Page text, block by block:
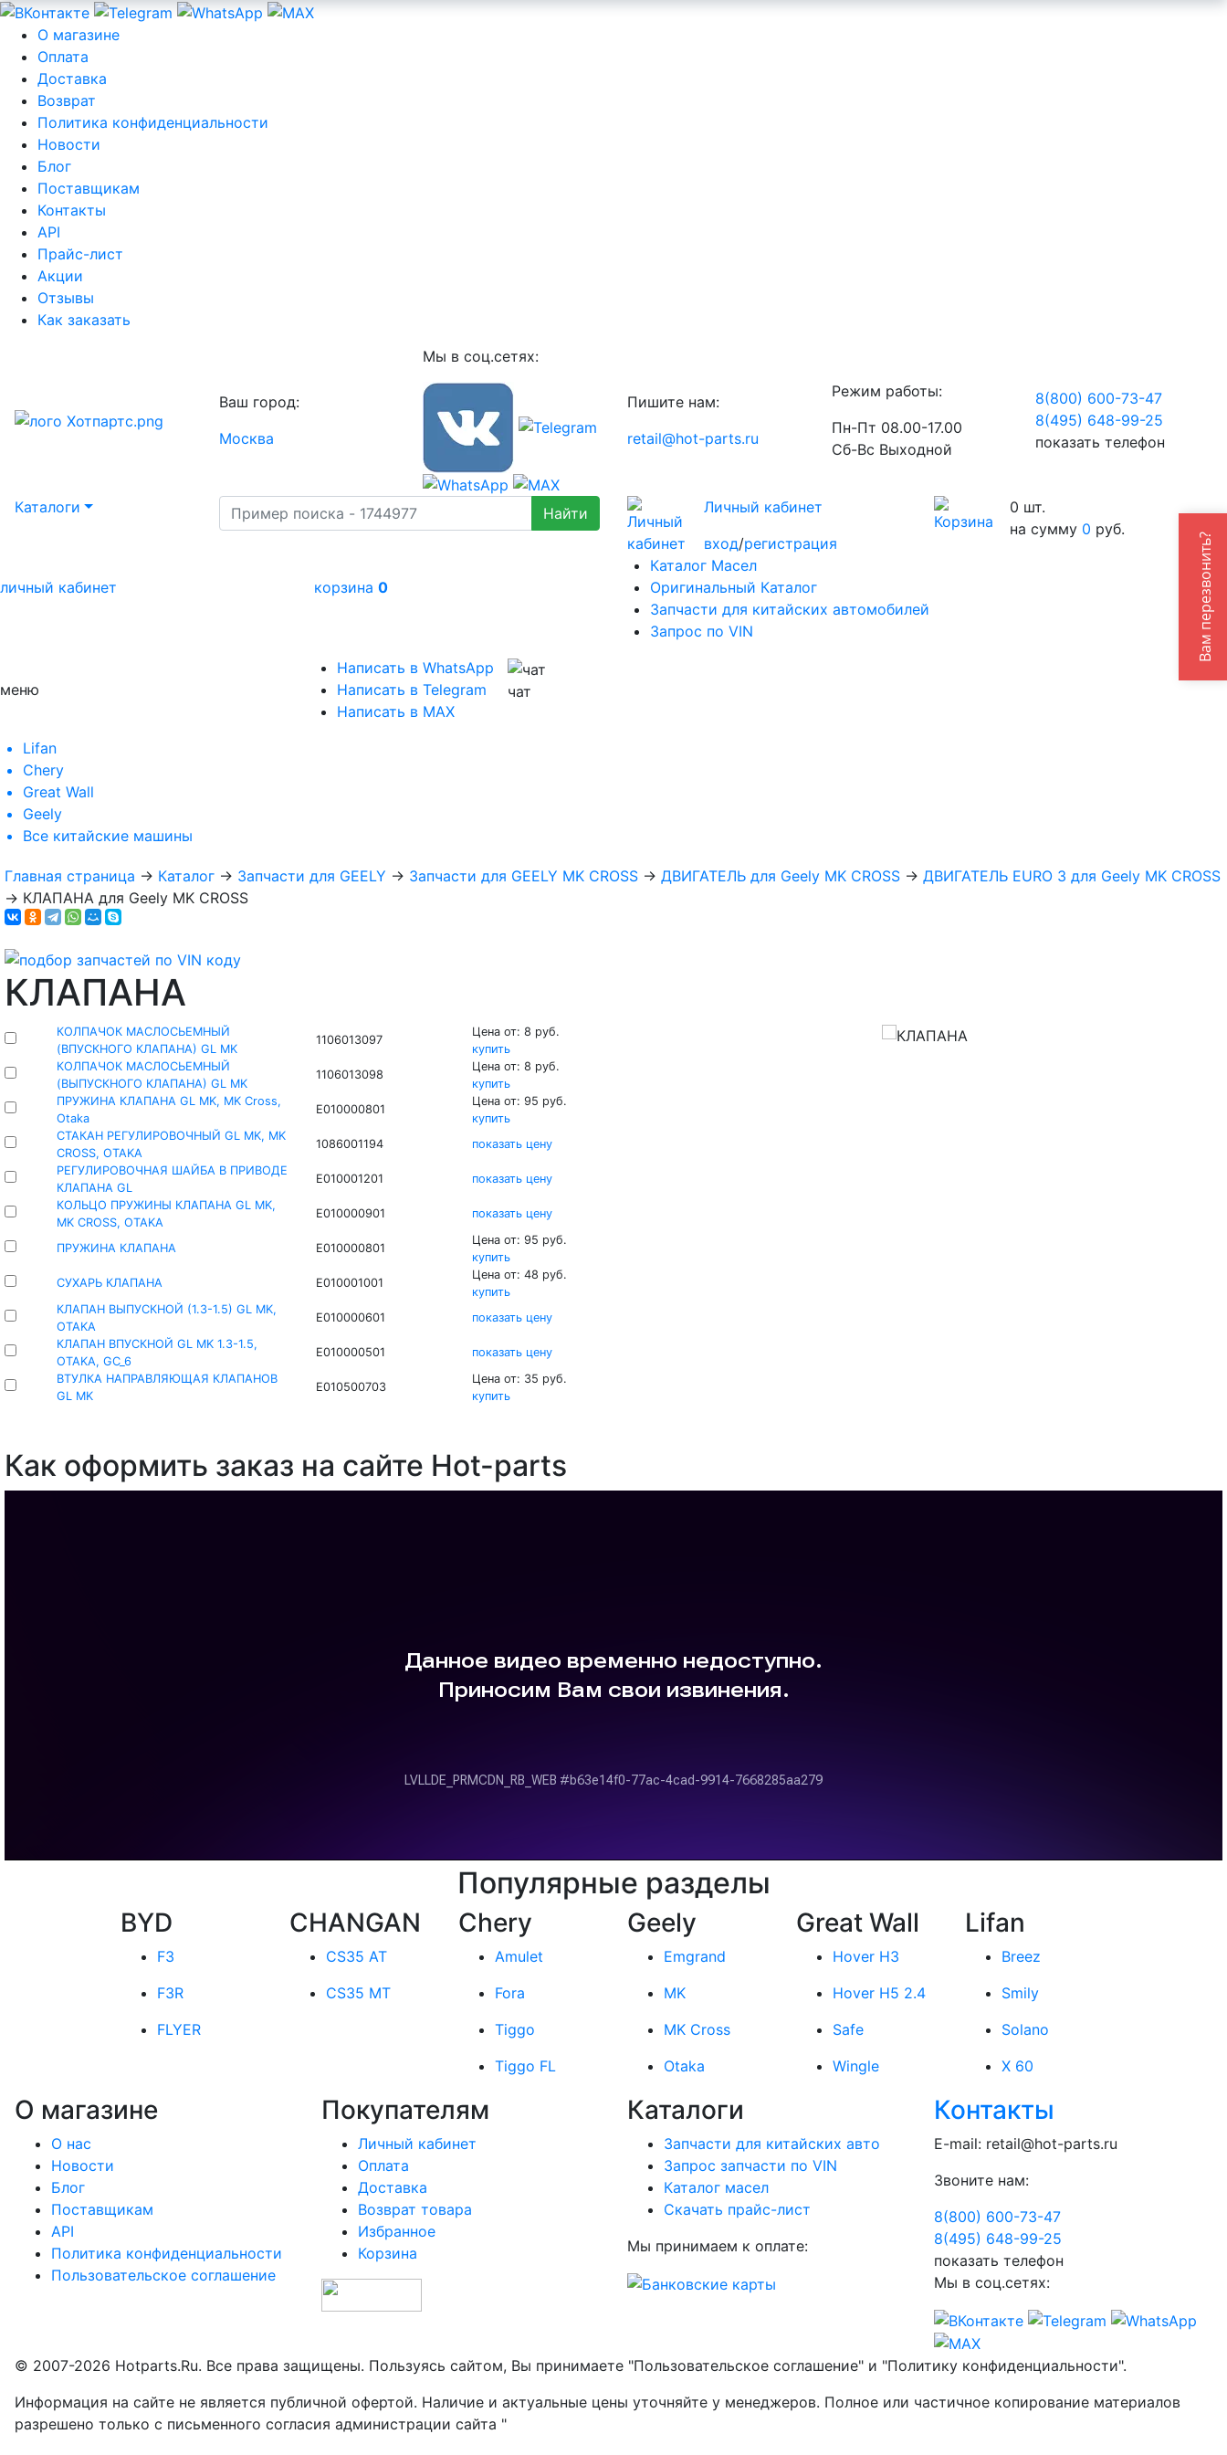
О магазине
Оплата
Доставка
Возврат
Политика конфиденциальности
Новости
Блог
Поставщикам
Контакты
API
Прайс-лист
Акции
Отзывы
Как заказать
Ваш город:
Москва
Мы в соц.сетях:
Пишите нам:
retail@hot-parts.ru
Режим работы:
Пн-Пт 08.00-17.00
Сб-Вс Выходной
8(800) 600-73-47
8(495) 648-99-25
показать телефон
Каталоги
Личный кабинет
вход/регистрация
0 шт.
на сумму 0 руб.
личный кабинет корзина 0
Каталог Масел
Оригинальный Каталог
Запчасти для китайских автомобилей
Запрос по VIN
меню
Написать в WhatsApp
Написать в Telegram
Написать в MAX
чат
Lifan
Chery
Great Wall
Geely
Все китайские машины
Главная страница → Каталог → Запчасти для GEELY → Запчасти для GEELY MK CROSS → ДВИГАТЕЛЬ для Geely MK CROSS → ДВИГАТЕЛЬ EURO 3 для Geely MK CROSS
→ КЛАПАНА для Geely MK CROSS
КЛАПАНА
КОЛПАЧОК МАСЛОСЬЕМНЫЙ
(ВПУСКНОГО КЛАПАНА) GL MK
1106013097
Цена от: 8 руб.
купить
КОЛПАЧОК МАСЛОСЬЕМНЫЙ
(ВЫПУСКНОГО КЛАПАНА) GL MK
1106013098
Цена от: 8 руб.
купить
ПРУЖИНА КЛАПАНА GL MK, MK Cross,
Otaka
E010000801
Цена от: 95 руб.
купить
СТАКАН РЕГУЛИРОВОЧНЫЙ GL MK, MK
CROSS, OTAKA
1086001194
показать цену
РЕГУЛИРОВОЧНАЯ ШАЙБА В ПРИВОДЕ
КЛАПАНА GL
E010001201
показать цену
КОЛЬЦО ПРУЖИНЫ КЛАПАНА GL MK,
MK CROSS, OTAKA
E010000901 показать цену
ПРУЖИНА КЛАПАНА E010000801
Цена от: 95 руб.
купить
СУХАРЬ КЛАПАНА
E010001001
Цена от: 48 руб.
купить
КЛАПАН ВЫПУСКНОЙ (1.3-1.5) GL MK,
OTAKA
E010000601
показать цену
КЛАПАН ВПУСКНОЙ GL MK 1.3-1.5,
OTAKA, GC_6
E010000501
показать цену
ВТУЛКА НАПРАВЛЯЮЩАЯ КЛАПАНОВ
GL MK
E010500703
Цена от: 35 руб.
купить
Как оформить заказ на сайте Hot-parts
Популярные разделы
BYD
F3
F3R
FLYER
CHANGAN
CS35 AT
CS35 MT
Chery
Amulet
Fora
Tiggo
Tiggo FL
Geely
Emgrand
MK
MK Cross
Otaka
Great Wall
Hover H3
Hover H5 2.4
Safe
Wingle
Lifan
Breez
Smily
Solano
X 60
О магазине
О нас
Новости
Блог
Поставщикам
API
Политика конфиденциальности
Пользовательское соглашение
Покупателям
Личный кабинет
Оплата
Доставка
Возврат товара
Избранное
Корзина
Каталоги
Запчасти для китайских авто
Запрос запчасти по VIN
Каталог масел
Скачать прайс-лист
Мы принимаем к оплате:
Контакты
E-mail: retail@hot-parts.ru
Звоните нам:
8(800) 600-73-47
8(495) 648-99-25
показать телефон
Мы в соц.сетях:
© 2007-2026 Hotparts.Ru. Все права защищены. Пользуясь сайтом, Вы принимаете "Пользовательское соглашение" и "Политику конфиденциальности".
Информация на сайте не является публичной офертой. Наличие и актуальные цены уточняйте у менеджеров. Полное или частичное копирование материалов
разрешено только с письменного согласия администрации сайта "
Вам перезвонить?